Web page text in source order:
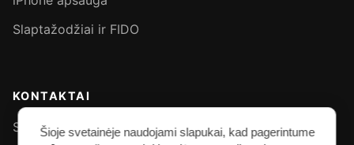
Slaptažodžiai ir FIDO
KONTAKTAI
Susisiek asmeniškai - Signal
Šioje svetainėje naudojami slapukai, kad pagerintume